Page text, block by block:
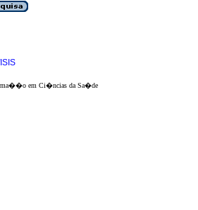
em Ci�ncias da Sa�de